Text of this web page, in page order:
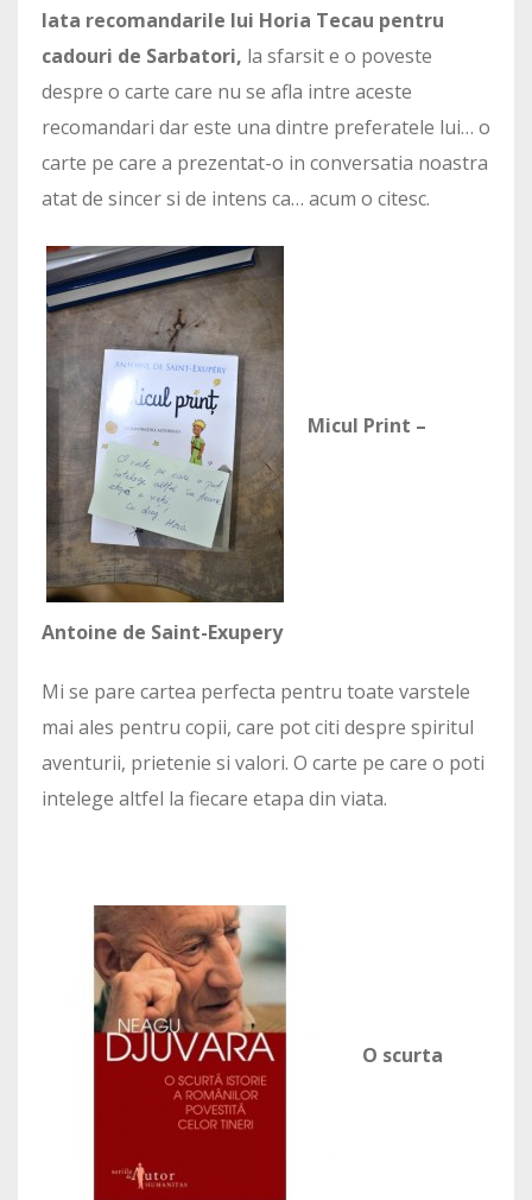
Iata recomandarile lui Horia Tecau pentru
cadouri de Sarbatori, la sfarsit e o poveste
despre o carte care nu se afla intre aceste
recomandari dar este una dintre preferatele lui… o
carte pe care a prezentat-o in conversatia noastra
atat de sincer si de intens ca… acum o citesc.
Micul Print –
Antoine de Saint-Exupery
Mi se pare cartea perfecta pentru toate varstele
mai ales pentru copii, care pot citi despre spiritul
aventurii, prietenie si valori. O carte pe care o poti
intelege altfel la fiecare etapa din viata.
O scurta